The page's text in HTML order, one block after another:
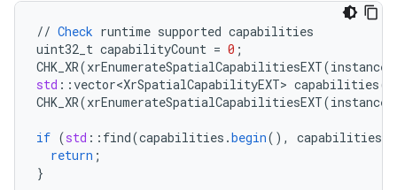
// Check runtime supported capabilities
uint32_t capabilityCount = 0 ;
CHK_XR(xrEnumerateSpatialCapabilitiesEXT(instance
std : :vector<XrSpatialCapabilityEXT> capabilities(
CHK_XR(xrEnumerateSpatialCapabilitiesEXT(instance
if (std : : find(capabilities .begin(), capabilities
return ;
}